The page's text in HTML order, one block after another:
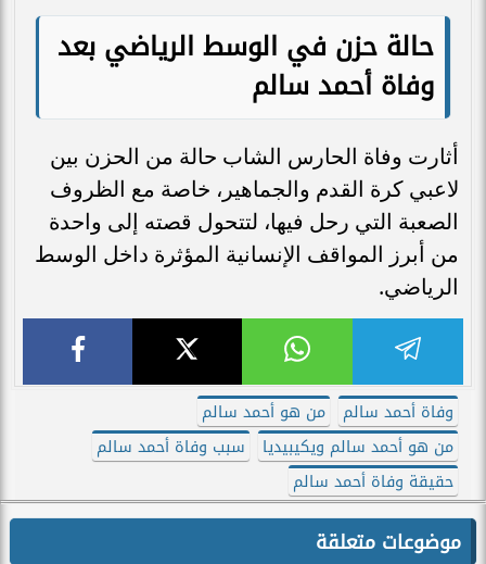
حالة حزن في الوسط الرياضي بعد
وفاة أحمد سالم
أثارت وفاة الحارس الشاب حالة من الحزن بين
لاعبي كرة القدم والجماهير، خاصة مع الظروف
الصعبة التي رحل فيها، لتتحول قصته إلى واحدة
من أبرز المواقف الإنسانية المؤثرة داخل الوسط
الرياضي.
وفاة أحمد سالم
من هو أحمد سالم
من هو أحمد سالم ويكيبيديا
سبب وفاة أحمد سالم
حقيقة وفاة أحمد سالم
موضوعات متعلقة